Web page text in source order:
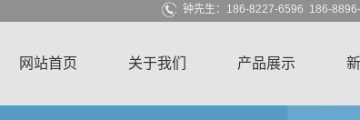
钟先生：186-8227-6596 186-
网站首页 关于我们 产品展示